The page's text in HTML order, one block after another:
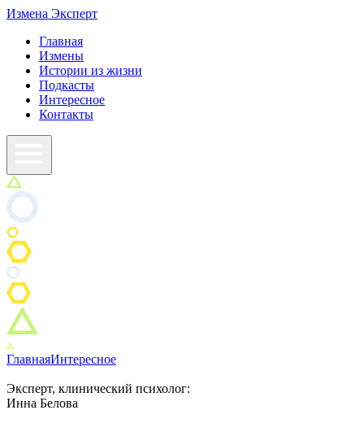
Измена Эксперт
Главная
Измены
Истории из жизни
Подкасты
Интересное
Контакты
ГлавнаяИнтересное
Эксперт, клинический психолог:
Инна Белова